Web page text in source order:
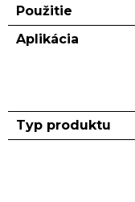
Použitie
Aplikácia
Typ produktu